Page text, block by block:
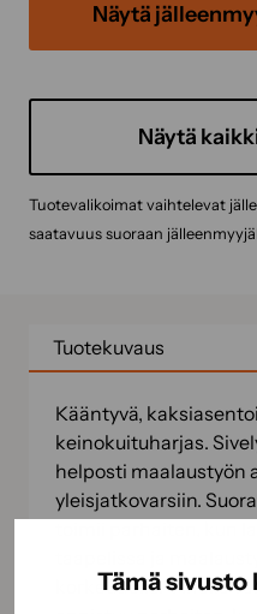
Tämä sivusto
Näytä
Näytä
Tuotevalikoimat vaihtelevat
saatavuus suoraan
Tuotekuvaus
Kääntyvä,
keinokuituharjas.
helposti maalaustyön
yleisjatkovarsiin.
korkeudella. Vinolla